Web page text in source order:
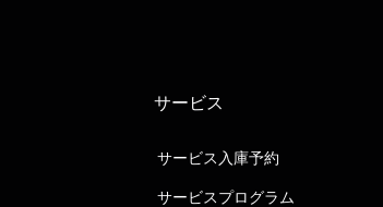
サービス
サービス入庫予約
サービスプログラム